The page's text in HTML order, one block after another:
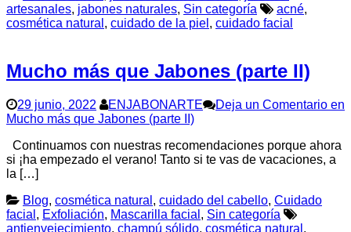
artesanales, jabones naturales, Sin categoría acné,
cosmética natural , cuidado de la piel , cuidado facial
Mucho más que Jabones (parte II)
29 junio, 2022 ENJABONARTE Deja un Comentario en
Mucho más que Jabones (parte II)
Continuamos con nuestras recomendaciones porque ahora
si ¡ha empezado el verano! Tanto si te vas de vacaciones, a
la […]
Blog, cosmética natural , cuidado del cabello, Cuidado
facial , Exfoliación, Mascarilla facial , Sin categoría
antienvejecimiento, champú sólido, cosmética natural ,